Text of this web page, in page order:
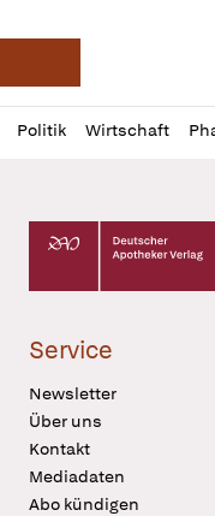
Deutsche
Politik Wirtschaft
Profil
öffnen
Daz
Pur
Deutscher
Service
Newsletter
Über uns
Kontakt
Mediadaten
Abo kündigen